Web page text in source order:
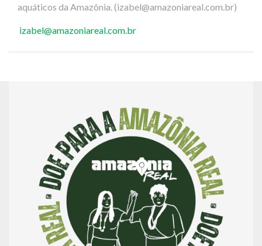
aquáticos da Amazônia. (izabel@amazoniareal.com.br)
izabel@amazoniareal.com.br